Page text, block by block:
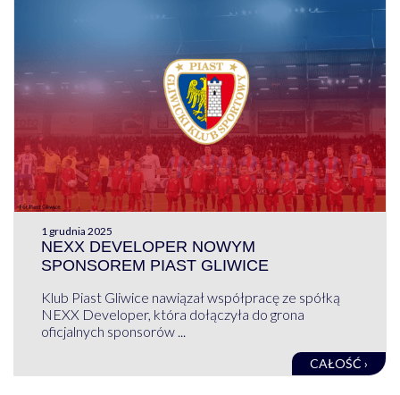
1 grudnia 2025
NEXX DEVELOPER NOWYM
SPONSOREM PIAST GLIWICE
Klub Piast Gliwice nawiązał współpracę ze spółką
NEXX Developer, która dołączyła do grona
oficjalnych sponsorów ...
CAŁOŚĆ ›